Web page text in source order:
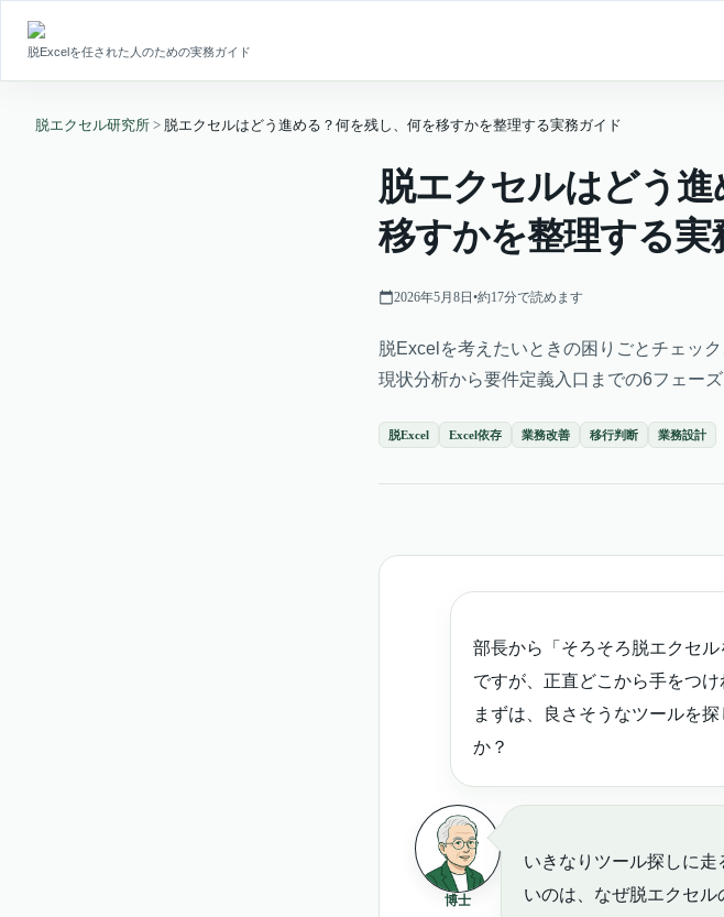
脱Excelを任された人のための実務ガイド
脱エクセル研究所 > 脱エクセルはどう進める？何を残し、何を移すかを整理する実務ガイド
脱エクセルはどう
移すかを整理する実
2026年5月8日 •約17分で読めます
脱Excelを考えたいときの困りごとチェッ
現状分析から要件定義入口までの6フェー
脱Excel Excel依存 業務改善 移行判断 業務設計
部長から「そろそろ脱エクセ
ですが、正直どこから手をつけ
まずは、良さそうなツールを
か？
博士
いきなりツール探しに
いのは、なぜ脱エクセ